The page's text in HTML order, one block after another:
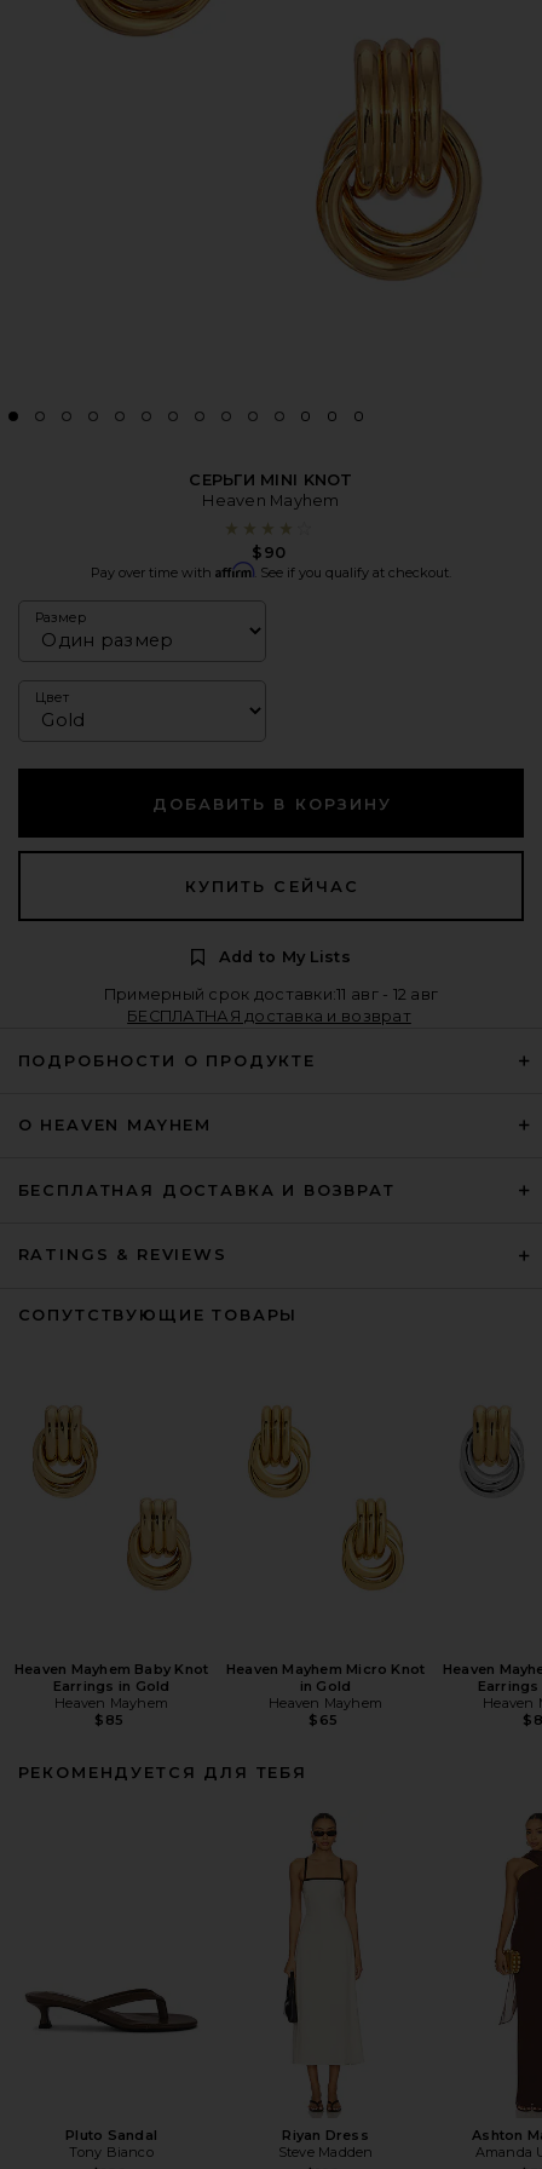
СЕРЬГИ MINI KNOT
Heaven Mayhem
$90
Pay over time with Affirm . See if you qualify at checkout.
Размер
Цвет
ДОБАВИТЬ В КОРЗИНУ
КУПИТЬ СЕЙЧАС
Add to My Lists
Примерный срок доставки:11 авг - 12 авг
БЕСПЛАТНАЯ доставка и возврат
ПОДРОБНОСТИ О ПРОДУКТЕ
О HEAVEN MAYHEM
БЕСПЛАТНАЯ ДОСТАВКА И ВОЗВРАТ
RATINGS & REVIEWS
СОПУТСТВУЮЩИЕ ТОВАРЫ
Heaven Mayhem Baby Knot
Earrings in Gold
Heaven Mayhem
$85
Heaven Mayhem Micro Knot
in Gold
Heaven Mayhem
$65
Heaven
Earrings
Heaven
РЕКОМЕНДУЕТСЯ ДЛЯ ТЕБЯ
Pluto Sandal
Tony Bianco
Riyan Dress
Steve Madden
Ashton
Amanda